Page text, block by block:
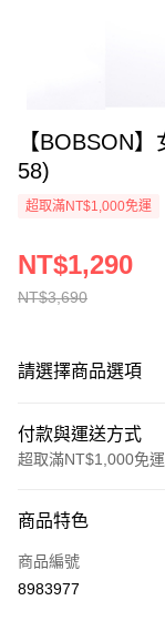
【BOBSON
58)
超取滿NT$1,000免運
NT$3,690
NT$1,290
請選擇商品選項
付款與運送方式
超取滿NT$1,000免運
信用卡一次付款
Apple Pay
商品特色
商品編號
8983977